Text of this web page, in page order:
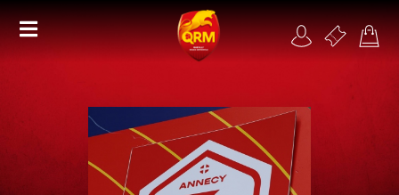
Académie
Féminines